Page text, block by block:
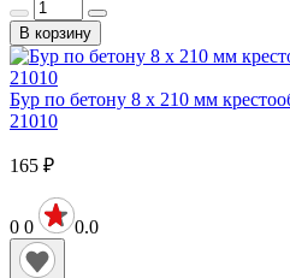
В корзину
Бур по бетону 8 х 210 мм
21010
165 ₽
0 0 0.0